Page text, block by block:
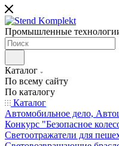
Промышленные
Каталог
По всему сайту
По каталогу
Каталог
Автомобильное дело,
Конкурс "Безопасное
Светоотражатели для